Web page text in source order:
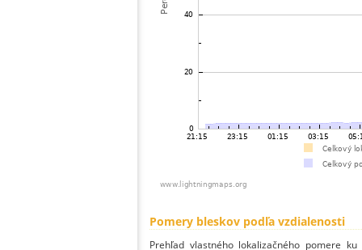
Pomery bleskov podľa vzdialenosti
Prehľad vlastného lokalizačného pomere